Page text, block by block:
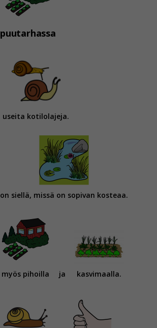
puutarhassa
useita kotilolajeja.
on siellä, missä on sopivan kosteaa.
myös pihoilla ja kasvimaalla.